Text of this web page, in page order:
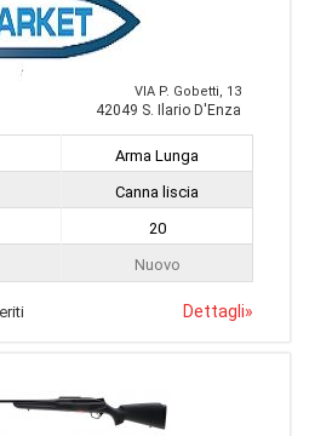
VIA P. Gobetti, 13
42049 S. Ilario D'Enza
Arma Lunga
Canna liscia
20
Nuovo
Dettagli»